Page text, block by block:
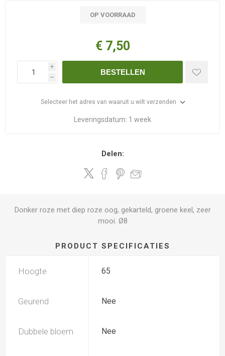
OP VOORRAAD
€ 7,50
i
h
BESTELLEN
Selecteer het adres van waaruit u wilt verzenden
Leveringsdatum: 1 week
Delen:
Donker roze met diep roze oog, gekarteld, groene keel, zeer
mooi. Ø8
PRODUCT SPECIFICATIES
Hoogte 65
Geurend Nee
Dubbele bloem Nee